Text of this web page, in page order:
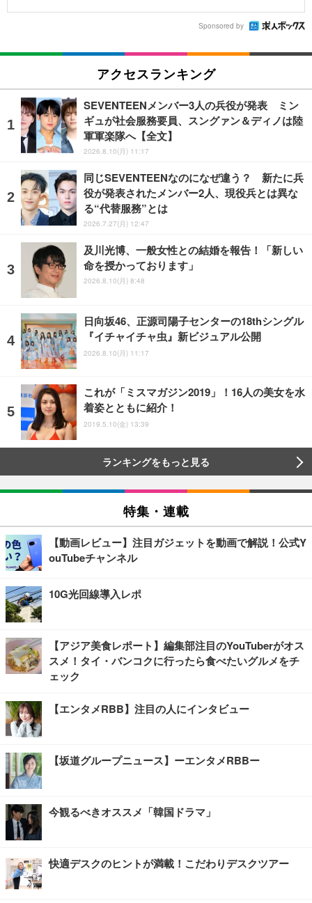
Sponsored by
アクセスランキング
SEVENTEENメンバー3人の兵役が発表 ミン
ギュが社会服務要員、スングァン＆ディノは陸
軍軍楽隊へ【全文】
2026.8.10(月) 11:17
同じSEVENTEENなのになぜ違う？ 新たに兵
役が発表されたメンバー2人、現役兵とは異な
る“代替服務”とは
2026.7.27(月) 12:47
及川光博、一般女性との結婚を報告！「新しい
命を授かっております」
2026.8.10(月) 8:48
日向坂46、正源司陽子センターの18thシングル
『イチャイチャ虫』新ビジュアル公開
2026.8.10(月) 11:17
これが「ミスマガジン2019」！16人の美女を水
着姿とともに紹介！
2019.5.10(金) 13:39
ランキングをもっと見る
特集・連載
【動画レビュー】注目ガジェットを動画で解説！公式Y
ouTubeチャンネル
10G光回線導入レポ
【アジア美食レポート】編集部注目のYouTuberがオス
スメ！タイ・バンコクに行ったら食べたいグルメをチ
ェック
【エンタメRBB】注目の人にインタビュー
【坂道グループニュース】ーエンタメRBBー
今観るべきオススメ「韓国ドラマ」
快適デスクのヒントが満載！こだわりデスクツアー